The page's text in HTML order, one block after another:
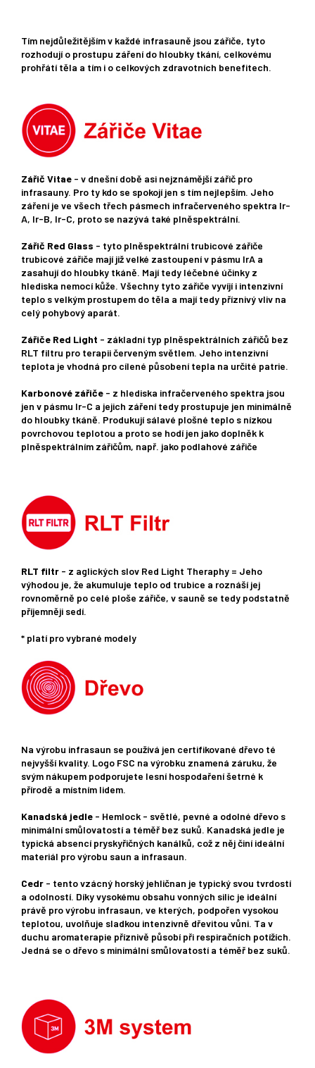
Tím nejdůležitějším v každé infrasauně jsou zářiče, tyto
rozhodují o prostupu záření do hloubky tkání, celkovému
prohřátí těla a tím i o celkových zdravotních benefitech.
Zářič Vitae - v dnešní době asi nejznámější zářič pro
infrasauny. Pro ty kdo se spokojí jen s tím nejlepším. Jeho
záření je ve všech třech pásmech infračerveného spektra Ir-
A, Ir-B, Ir-C, proto se nazývá také plněspektrální.
Zářič Red Glass - tyto plněspektrální trubicové zářiče
trubicové zářiče mají již velké zastoupení v pásmu IrA a
zasahují do hloubky tkáně. Mají tedy léčebné účinky z
hlediska nemocí kůže. Všechny tyto zářiče vyvíjí i intenzivní
teplo s velkým prostupem do těla a mají tedy příznivý vliv na
celý pohybový aparát.
Zářiče Red Light - základní typ plněspektrálních zářičů bez
RLT filtru pro terapii červeným světlem. Jeho intenzivní
teplota je vhodná pro cílené působení tepla na určité patrie.
Karbonové zářiče - z hlediska infračerveného spektra jsou
jen v pásmu Ir-C a jejich záření tedy prostupuje jen minimálně
do hloubky tkáně. Produkují sálavé plošné teplo s nízkou
povrchovou teplotou a proto se hodí jen jako doplněk k
plněspektrálním zářičům, např. jako podlahové zářiče
RLT filtr - z aglických slov Red Light Theraphy = Jeho
výhodou je, že akumuluje teplo od trubice a roznáší jej
rovnoměrně po celé ploše zářiče, v sauně se tedy podstatně
příjemněji sedí.
* platí pro vybrané modely
Na výrobu infrasaun se používá jen certifikované dřevo té
nejvyšší kvality. Logo FSC na výrobku znamená záruku, že
svým nákupem podporujete lesní hospodaření šetrné k
přírodě a místním lidem.
Kanadská jedle - Hemlock - světlé, pevné a odolné dřevo s
minimální smůlovatostí a téměř bez suků. Kanadská jedle je
typická absencí pryskyřičných kanálků, což z něj činí ideální
materiál pro výrobu saun a infrasaun.
Cedr - tento vzácný horský jehličnan je typický svou tvrdostí
a odolností. Díky vysokému obsahu vonných silic je ideální
právě pro výrobu infrasaun, ve kterých, podpořen vysokou
teplotou, uvolňuje sladkou intenzivně dřevitou vůni. Ta v
duchu aromaterapie příznivě působí při respiračních potížích.
Jedná se o dřevo s minimální smůlovatostí a téměř bez suků.